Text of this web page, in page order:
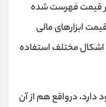
قیمت فهرست شده
ابزارهای مالی
اشکال مختلف استفاده
دارد، درواقع هم از آن